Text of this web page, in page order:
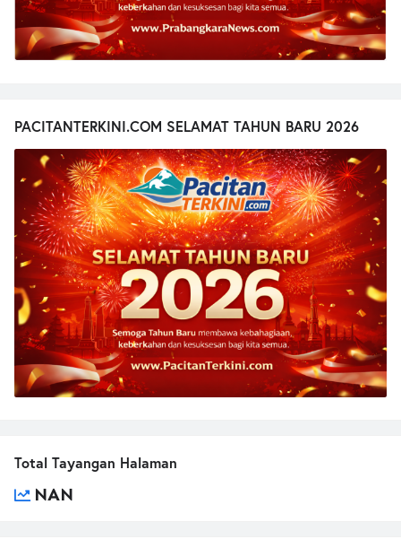
PACITANTERKINI.COM SELAMAT TAHUN BARU 2026
Total Tayangan Halaman
NAN